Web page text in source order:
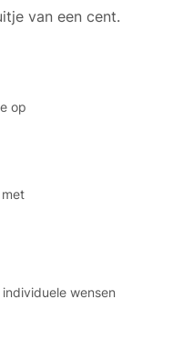
van een cent.
op
wensen